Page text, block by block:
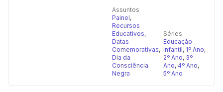
Assuntos
Painel,
Recursos
Educativos,
Datas
Comemorativas,
Dia da
Consciência
Negra
Séries
Educação
Infantil, 1º Ano,
2º Ano, 3º
Ano, 4º Ano,
5º Ano